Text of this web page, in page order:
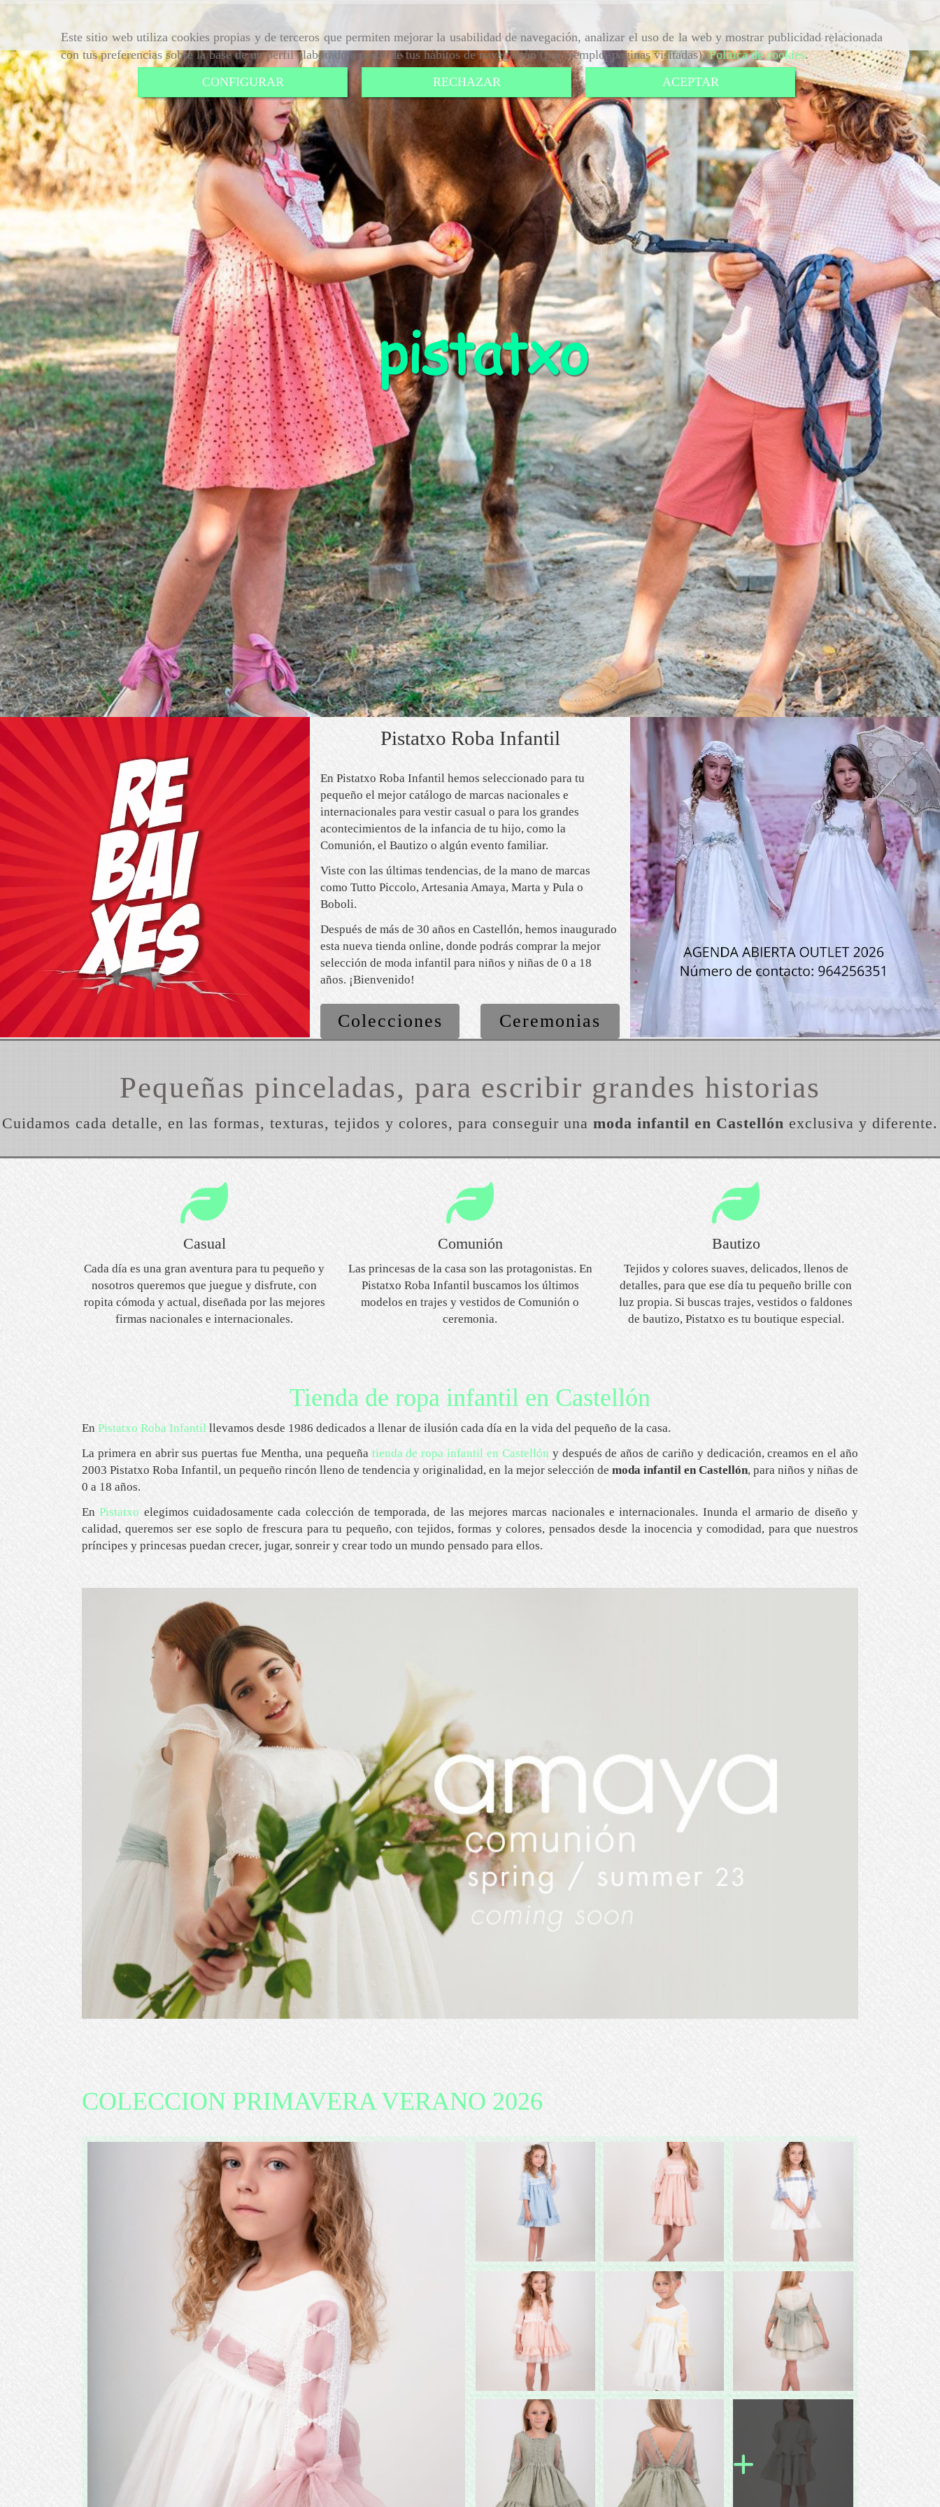
Este sitio web utiliza cookies propias y de terceros que permiten mejorar la usabilidad de navegación, analizar el uso de la web y mostrar publicidad relacionada
con tus preferencias sobre la base de un perfil elaborado a partir de tus hábitos de navegación (por ejemplo, páginas visitadas).Política de cookies.
CONFIGURAR
RECHAZAR ACEPTAR